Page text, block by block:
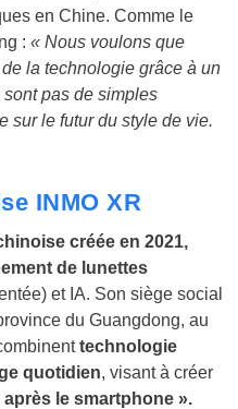
en Chine. Comme le
: « Nous voulons que
la technologie grâce à un
pas de simples
sur le futur du style de vie.
INMO XR
créée en 2021,
de lunettes
et IA. Son siège social
du Guangdong, au
technologie
quotidien, visant à créer
le smartphone ».